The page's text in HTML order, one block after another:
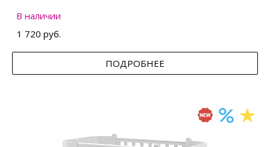
В наличии
1 720 руб.
ПОДРОБНЕЕ